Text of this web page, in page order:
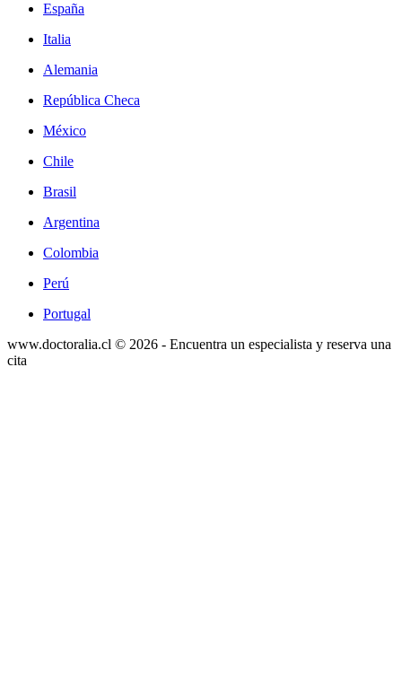
España
Italia
Alemania
República Checa
México
Chile
Brasil
Argentina
Colombia
Perú
Portugal
www.doctoralia.cl © 2026 - Encuentra un especialista y reserva una
cita